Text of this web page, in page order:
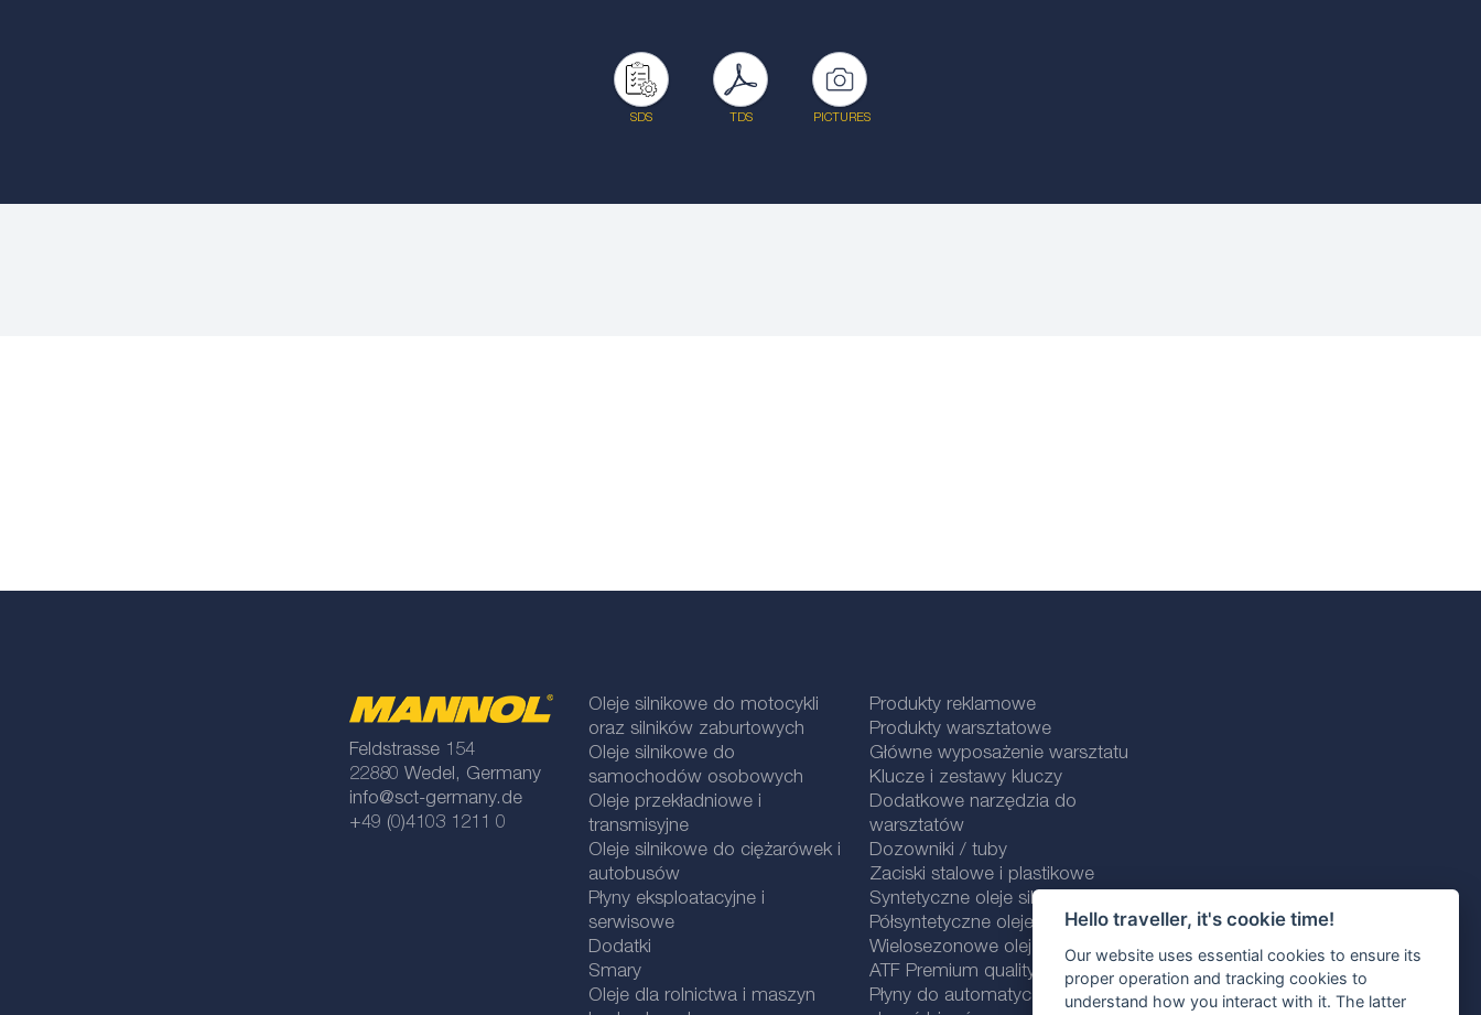
Hello traveller, it's cookie time!
Our website uses essential cookies to ensure its
proper operation and tracking cookies to
understand how you interact with it. The latter
SDS TDS PICTURES
Feldstrasse 154
22880 Wedel, Germany
info@sct-germany.de
+49 (0)4103 1211 0
Oleje silnikowe do motocykli
oraz silników zaburtowych
Oleje silnikowe do
samochodów osobowych
Oleje przekładniowe i
transmisyjne
Oleje silnikowe do ciężarówek i
autobusów
Płyny eksploatacyjne i
serwisowe
Dodatki
Smary
Oleje dla rolnictwa i maszyn
Produkty reklamowe
Produkty warsztatowe
Główne wyposażenie warsztatu
Klucze i zestawy kluczy
Dodatkowe narzędzia do
warsztatów
Dozowniki / tuby
Zaciski stalowe i plastikowe
Syntetyczne oleje silnikowe
Półsyntetyczne oleje silnikowe
Wielosezonowe oleje silnikowe
ATF Premium quality line
Płyny do automatycznych